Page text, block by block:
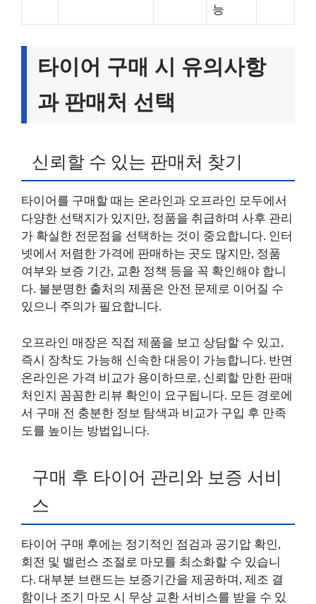
능
타이어 구매 시 유의사항
과 판매처 선택
신뢰할 수 있는 판매처 찾기
타이어를 구매할 때는 온라인과 오프라인 모두에서
다양한 선택지가 있지만, 정품을 취급하며 사후 관리
가 확실한 전문점을 선택하는 것이 중요합니다. 인터
넷에서 저렴한 가격에 판매하는 곳도 많지만, 정품
여부와 보증 기간, 교환 정책 등을 꼭 확인해야 합니
다. 불분명한 출처의 제품은 안전 문제로 이어질 수
있으니 주의가 필요합니다.
오프라인 매장은 직접 제품을 보고 상담할 수 있고,
즉시 장착도 가능해 신속한 대응이 가능합니다. 반면
온라인은 가격 비교가 용이하므로, 신뢰할 만한 판매
처인지 꼼꼼한 리뷰 확인이 요구됩니다. 모든 경로에
서 구매 전 충분한 정보 탐색과 비교가 구입 후 만족
도를 높이는 방법입니다.
구매 후 타이어 관리와 보증 서비
스
타이어 구매 후에는 정기적인 점검과 공기압 확인,
회전 및 밸런스 조절로 마모를 최소화할 수 있습니
다. 대부분 브랜드는 보증기간을 제공하며, 제조 결
함이나 조기 마모 시 무상 교환 서비스를 받을 수 있